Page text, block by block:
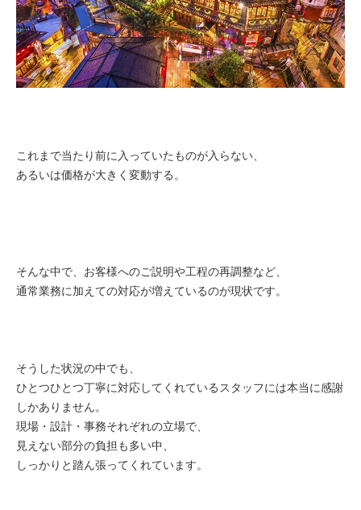
これまで当たり前に入っていたものが入らない、
あるいは価格が大きく変動する。
そんな中で、お客様へのご説明や工程の再調整など、
通常業務に加えての対応が増えているのが現状です。
そうした状況の中でも、
ひとつひとつ丁寧に対応してくれているスタッフには本当に感謝
しかありません。
現場・設計・事務それぞれの立場で、
見えない部分の負担も多い中、
しっかりと踏ん張ってくれています。